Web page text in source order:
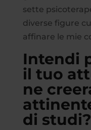
sette
diverse figure
affinare le mie
Intendi
il tuo
ne
di studi?